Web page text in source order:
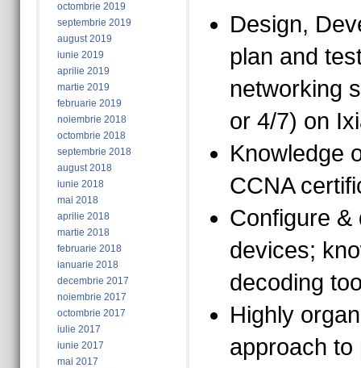
octombrie 2019
septembrie 2019
august 2019
iunie 2019
aprilie 2019
martie 2019
februarie 2019
noiembrie 2018
octombrie 2018
septembrie 2018
august 2018
iunie 2018
mai 2018
aprilie 2018
martie 2018
februarie 2018
ianuarie 2018
decembrie 2017
noiembrie 2017
octombrie 2017
iulie 2017
iunie 2017
mai 2017
Design,
plan and
networking
or 4/7) on
Knowledge
CCNA
Configure &
devices;
decoding
Highly
approach to